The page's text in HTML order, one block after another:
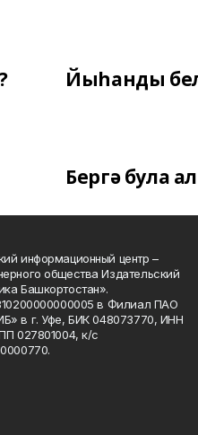
Йыһанды
Бергә була
информационный центр –
общества Издательский
Башкортостан».
в Филиал ПАО
в г. Уфе, БИК 048073770, ИНН
027801004, к/с